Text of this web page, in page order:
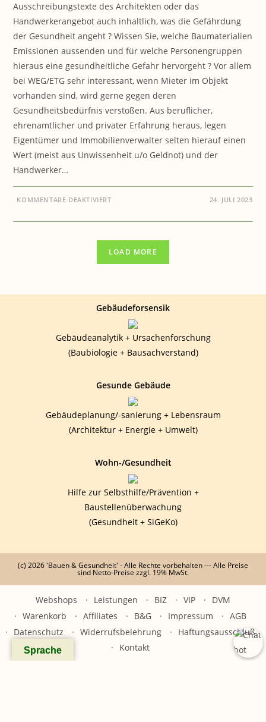
Ausschreibungstexte des Architekten oder das
Handwerkerangebot auch inhaltlich, was die Gefährdung
der Gesundheit angeht ? Wissen Sie, welche Baumaterialien
Emissionen aussenden und für welche Personengruppen
hieraus eine gesundheitliche Gefahr hervorgeht ? Vor allem
bei WEG/ETG sehr interessant, wenn Mieter im Objekt
vorhanden sind, wird gerne gegen deren
Gesundheitsbedürfnis verstoßen. Aus beruflicher,
ehrenamtlicher und privater Erfahrung heraus, legen
Eigentümer und Immobilienverwalter selten hierauf einen
Wert (meist aus Unwissenheit u/o Geldnot) und der
Handwerker…
KOMMENTARE DEAKTIVIERTFÜR
WIRD
UMWELT
?
24. JULI 2023
LOAD MORE
Gebäudeforsensik
Gebäudeanalytik + Ursachenforschung
(Baubiologie + Bausachverstand)
Gesunde Gebäude
Gebäudeplanung/-sanierung + Lebensraum
(Architektur + Energie + Umwelt)
Wohn-/Gesundheit
Hilfe zur Selbsthilfe/Prävention +
Baustellenüberwachung
(Gesundheit + SiGeKo)
(c) 2026 'Bauen & Gesundheit' - Alle Rechte vorbehalten --- Alle Preise
sind Netto-Preise zzgl. 19% MwSt.
Sprache
Webshops Leistungen BIZ VIP
DVM
Warenkorb
Affiliates B&G Impressum
AGB
Datenschutz
Widerrufsbelehrung
Haftungsausschluß
Kontakt